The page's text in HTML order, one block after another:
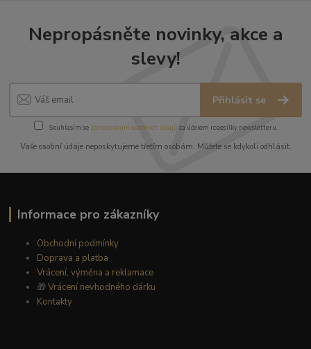
Nepropásněte novinky, akce a
slevy!
Přihlásit se
Souhlasím se zpracováním osobních údajůza účelem rozesílky newsletteru.
Vaše osobní údaje neposkytujeme třetím osobám. Můžete se kdykoli odhlásit.
Informace pro zákazníky
Obchodní podmínky
Doprava a platba
Vrácení, výměna a reklamace
🎁Vrácení nevhodného dárku
Kontakty